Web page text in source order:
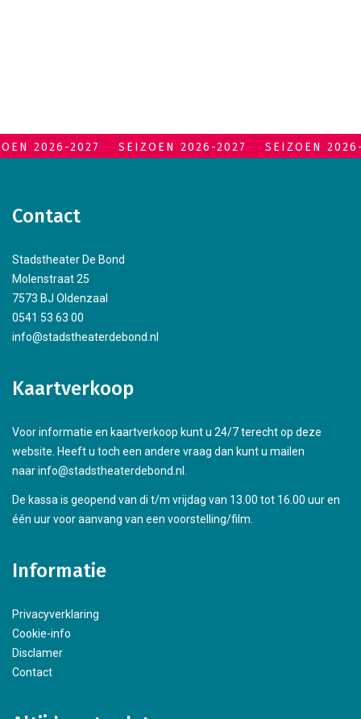
2026-2027 SEIZOEN 2026-2027 SEIZOEN
Contact
Stadstheater De Bond
Molenstraat 25
7573 BJ Oldenzaal
0541 53 63 00
info@stadstheaterdebond.nl
Kaartverkoop
Voor informatie en kaartverkoop kunt u 24/7 terecht op deze
website. Heeft u toch een andere vraag dan kunt u mailen
naar info@stadstheaterdebond.nl.
De kassa is geopend van di t/m vrijdag van 13.00 tot 16.00 uur en
één uur voor aanvang van een voorstelling/film.
Informatie
Privacyverklaring
Cookie-info
Disclamer
Contact